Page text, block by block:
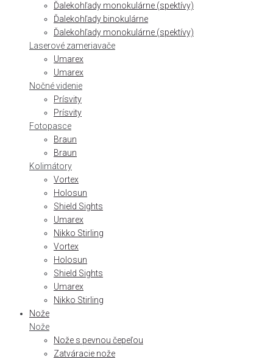
Ďalekohľady monokulárne (spektívy)
Ďalekohľady binokulárne
Ďalekohľady monokulárne (spektívy)
Laserové zameriavače
Umarex
Umarex
Nočné videnie
Prísvity
Prísvity
Fotopasce
Braun
Braun
Kolimátory
Vortex
Holosun
Shield Sights
Umarex
Nikko Stirling
Vortex
Holosun
Shield Sights
Umarex
Nikko Stirling
Nože
Nože
Nože s pevnou čepeľou
Zatváracie nože